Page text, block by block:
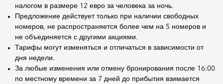
налогом в размере 12 евро за человека за ночь.
Предложение действует только при наличии свободных
номеров, не распространяется более чем на 5 номеров и
не объединяется с другими акциями.
Тарифы могут изменяться и отличаться в зависимости от
дня недели.
За любые изменения или отмену бронирования после 16:00
по местному времени за 7 дней до прибытия взимается